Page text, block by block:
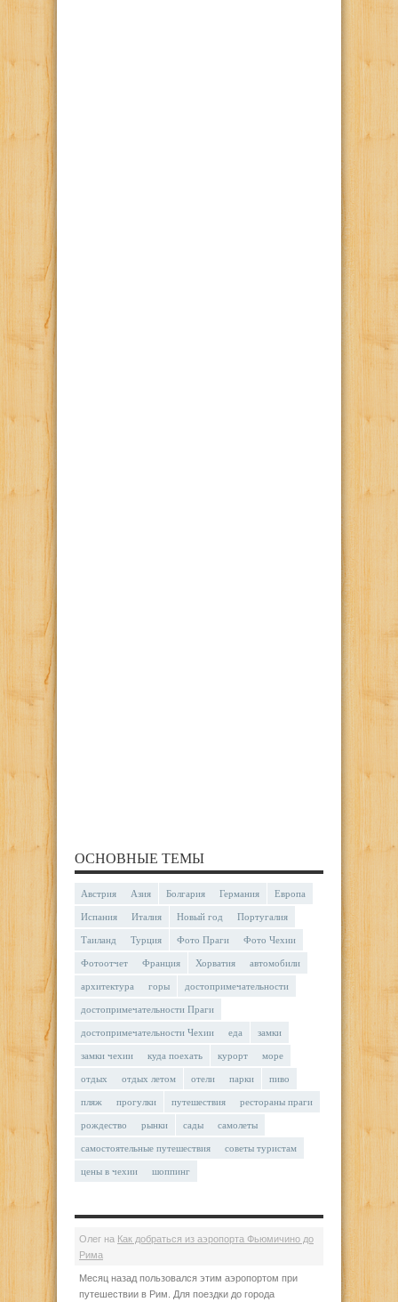
ОСНОВНЫЕ ТЕМЫ
Австрия Азия Болгария Германия Европа
Испания Италия Новый год Португалия
Таиланд Турция Фото Праги Фото Чехии
Фотоотчет Франция Хорватия автомобили
архитектура горы достопримечательности
достопримечательности Праги
достопримечательности Чехии еда замки
замки чехии куда поехать курорт море
отдых отдых летом отели парки пиво
пляж прогулки путешествия рестораны праги
рождество рынки сады самолеты
самостоятельные путешествия советы туристам
цены в чехии шоппинг
Олег на Как добраться из аэропорта Фьюмичино до
Рима
Месяц назад пользовался этим аэропортом при
путешествии в Рим. Для поездки до города